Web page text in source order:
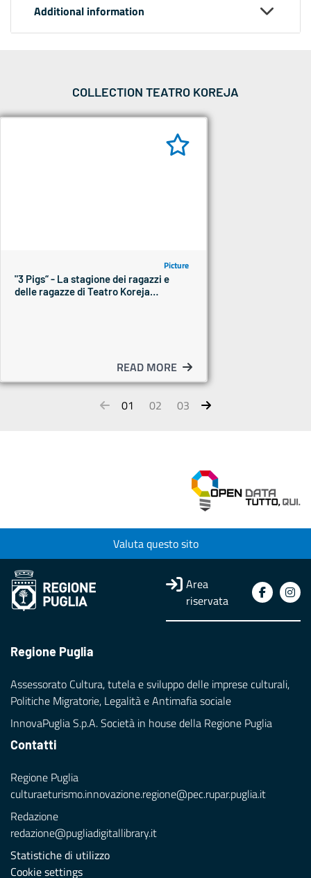
Additional information
COLLECTION TEATRO KOREJA
Picture
"3 Pigs“ - La stagione dei ragazzi e
delle ragazze di Teatro Koreja
READ MORE
01 02 03
Valuta questo sito
Area
riservata
Regione Puglia
Assessorato Cultura, tutela e sviluppo delle imprese culturali,
Politiche Migratorie, Legalità e Antimafia sociale
InnovaPuglia S.p.A. Società in house della Regione Puglia
Contatti
Regione Puglia
culturaeturismo.innovazione.regione@pec.rupar.puglia.it
Redazione
redazione@pugliadigitallibrary.it
Statistiche di utilizzo
Cookie settings